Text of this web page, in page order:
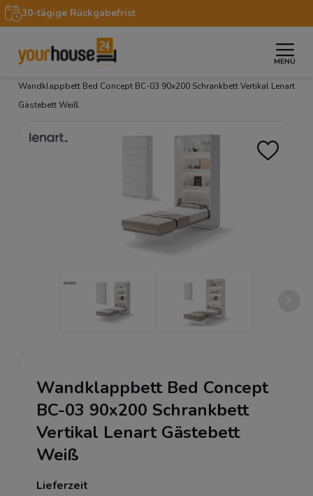
30-tägige Rückgabefrist
MENÜ
Startseite » Möbel
Wandklappbett Bed Concept BC-03 90x200 Schrankbett Vertikal Lenart
Gästebett Weiß
Wandklappbett Bed Concept
BC-03 90x200 Schrankbett
Vertikal Lenart Gästebett
Weiß
Lieferzeit